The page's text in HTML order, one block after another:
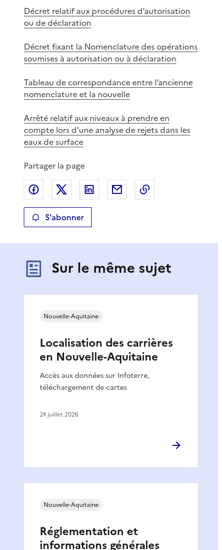
Décret relatif aux procédures d’autorisation
ou de déclaration
Décret fixant la Nomenclature des opérations
soumises à autorisation ou à déclaration
Tableau de correspondance entre l’ancienne
nomenclature et la nouvelle
Arrêté relatif aux niveaux à prendre en
compte lors d’une analyse de rejets dans les
eaux de surface
Partager la page
Partager sur Facebook
Partager sur XPartager sur LinkedIn
Partager par email
S'abonner
Sur le même sujet
Localisation des carrières
en Nouvelle-Aquitaine
Accès aux données sur Infoterre,
téléchargement de cartes
Nouvelle-Aquitaine
24 juillet 2026
Réglementation et
informations générales
Nouvelle-Aquitaine